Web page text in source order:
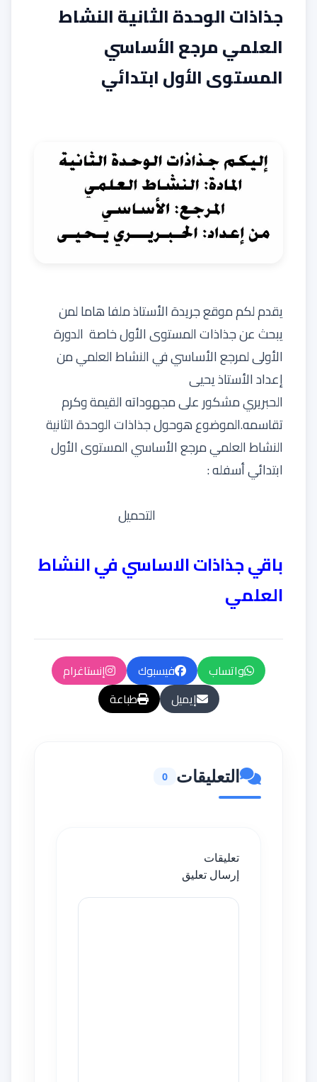
جذاذات الوحدة الثانية النشاط
العلمي مرجع الأساسي
المستوى الأول ابتدائي
يقدم لكمموقع جريدة الأستاذملفا هاما لمن
يبحث عنجذاذات المستوى الأولخاصة الدورة
الأولىلمرجع الأساسي في النشاط العلمي من
إعدادالأستاذ يحيى
الحبريري مشكور على مجهوداته القيمة وكرم
تقاسمه.الموضوع هوحول جذاذات الوحدة الثانية
النشاط العلمي مرجع الأساسيالمستوى الأول
ابتدائي أسفله :
التحميل
باقي جذاذات الاساسي في النشاط
العلمي
واتساب فيسبوك
إنستاغرام
إيميل
طباعة
التعليقات 0
تعليقات
إرسال تعليق